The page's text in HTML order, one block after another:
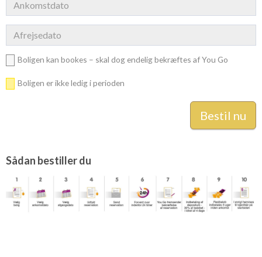
Boligen kan bookes – skal dog endelig bekræftes af You Go
Boligen er ikke ledig i perioden
Sådan bestiller du